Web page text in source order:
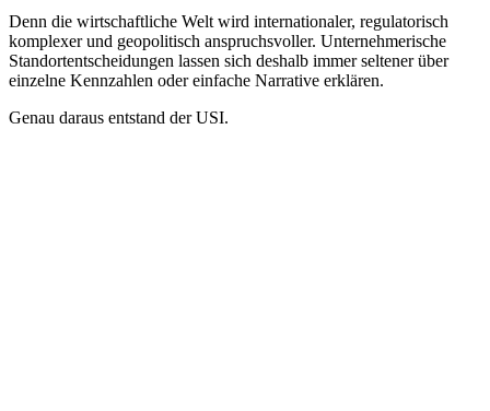
Denn die wirtschaftliche Welt wird internationaler, regulatorisch
komplexer und geopolitisch anspruchsvoller. Unternehmerische
Standortentscheidungen lassen sich deshalb immer seltener über
einzelne Kennzahlen oder einfache Narrative erklären.
Genau daraus entstand der USI.